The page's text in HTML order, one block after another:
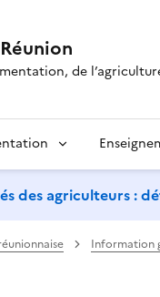
de
des agriculteurs :
Information